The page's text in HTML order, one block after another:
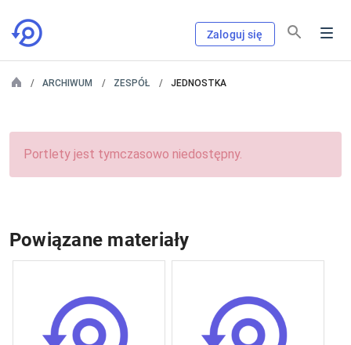
Zaloguj się
ARCHIWUM ZESPÓŁ JEDNOSTKA
Portlety jest tymczasowo niedostępny.
Powiązane materiały